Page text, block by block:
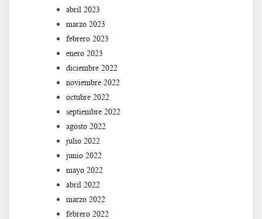
abril 2023
marzo 2023
febrero 2023
enero 2023
diciembre 2022
noviembre 2022
octubre 2022
septiembre 2022
agosto 2022
julio 2022
junio 2022
mayo 2022
abril 2022
marzo 2022
febrero 2022